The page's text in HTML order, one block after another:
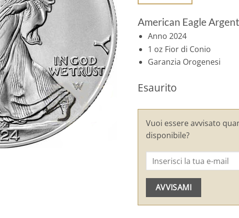
American Eagle
Anno 2024
1 oz Fior di Conio
Garanzia Orogenesi
Esaurito
Vuoi essere avvisato
disponibile?
AVVISAMI